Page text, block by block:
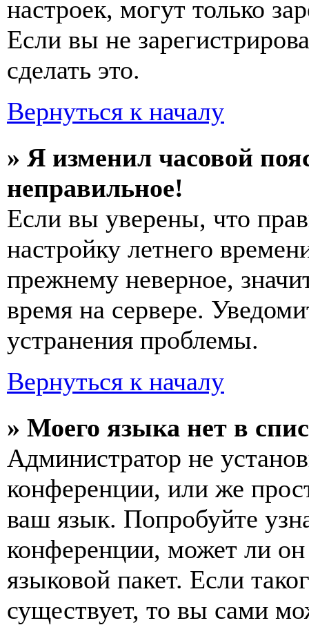
настроек, могут только
Если вы не
сделать это.
Вернуться к началу
» Я изменил часовой
неправильное!
Если вы уверены, что
настройку летнего
прежнему неверное,
время на сервере.
устранения проблемы.
Вернуться к началу
» Моего языка нет в
Администратор не
конференции, или же
ваш язык. Попробуйте
конференции, может ли
языковой пакет. Если
существует, то вы сами